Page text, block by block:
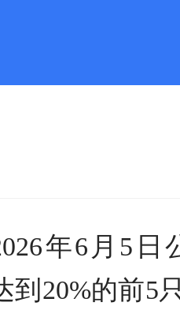
年6月5
到20%的前